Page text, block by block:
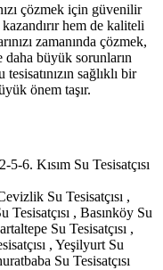
çözmek için güvenilir
hem de kaliteli
zamanında çözmek,
büyük sorunların
sağlıklı bir
önem taşır.
6. Kısım Su Tesisatçısı
Su Tesisatçısı ,
Tesisatçısı , Basınköy Su
Su Tesisatçısı ,
, Yeşilyurt Su
Su Tesisatçısı